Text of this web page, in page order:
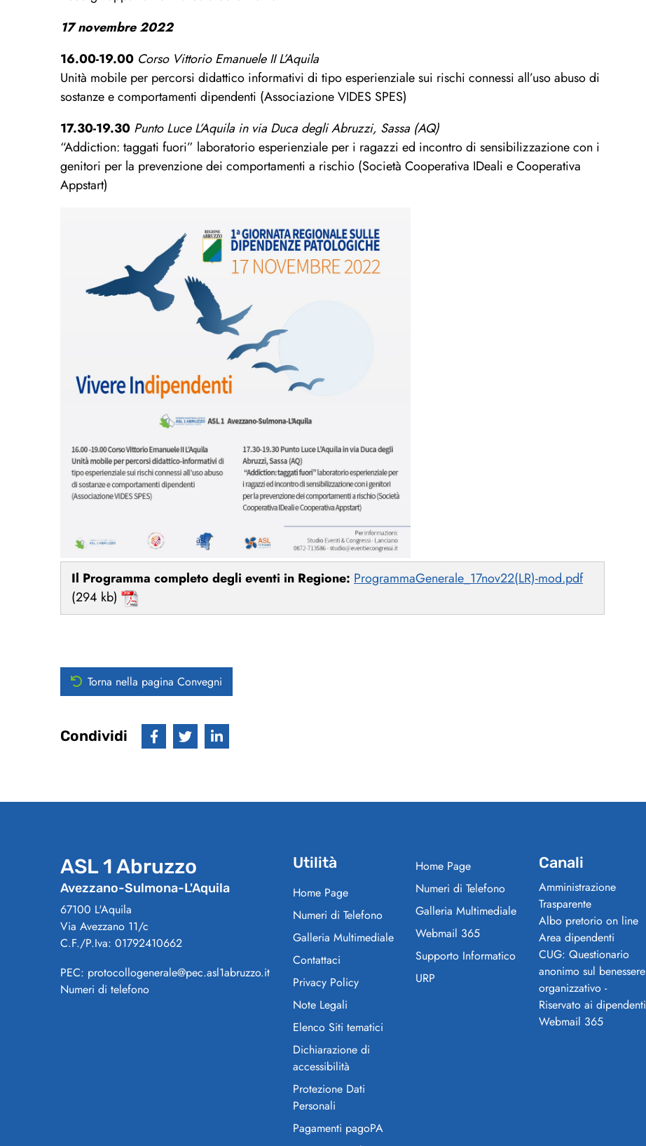
17 novembre 2022
16.00-19.00 Corso Vittorio Emanuele II L’Aquila
Unità mobile per percorsi didattico informativi di tipo esperienziale sui rischi connessi all’uso abuso di
sostanze e comportamenti dipendenti (Associazione VIDES SPES)
17.30-19.30 Punto Luce L’Aquila in via Duca degli Abruzzi, Sassa (AQ)
“Addiction: taggati fuori” laboratorio esperienziale per i ragazzi ed incontro di sensibilizzazione con i
genitori per la prevenzione dei comportamenti a rischio (Società Cooperativa IDeali e Cooperativa
Appstart)
Il Programma completo degli eventi in Regione: ProgrammaGenerale_17nov22(LR)-mod.pdf
(294 kb)
Torna nella pagina Convegni
Condividi
ASL 1 Abruzzo
Avezzano-Sulmona-L'Aquila
67100 L'Aquila
Via Avezzano 11/c
C.F./P.Iva: 01792410662
PEC: protocollogenerale@pec.asl1abruzzo.it
Numeri di telefono
Utilità
Home Page
Numeri di Telefono
Galleria Multimediale
Contattaci
Privacy Policy
Note Legali
Elenco Siti tematici
Dichiarazione di
accessibilità
Protezione Dati
Personali
Pagamenti pagoPA
Home Page
Numeri di Telefono
Galleria Multimediale
Webmail 365
Supporto Informatico
URP
Canali
Amministrazione
Trasparente
Albo pretorio on line
Area dipendenti
CUG: Questionario
anonimo sul benessere
organizzativo -
Riservato ai dipendenti
Webmail 365